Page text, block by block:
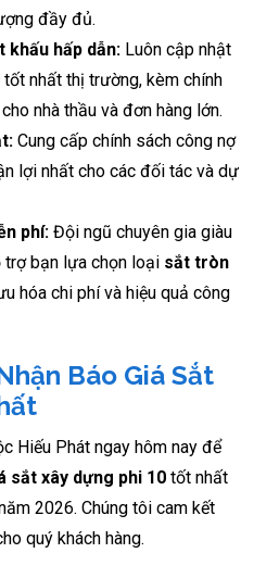
đầy đủ.
khấu hấp dẫn: Luôn cập nhật
tốt nhất thị trường, kèm chính
nhà thầu và đơn hàng lớn.
Cung cấp chính sách công nợ
lợi nhất cho các đối tác và dự
phí: Đội ngũ chuyên gia giàu
trợ bạn lựa chọn loại sắt tròn
hóa chi phí và hiệu quả công
Báo Giá Sắt
Hiếu Phát ngay hôm nay để
sắt xây dựng phi 10 tốt nhất
2026. Chúng tôi cam kết
quý khách hàng.